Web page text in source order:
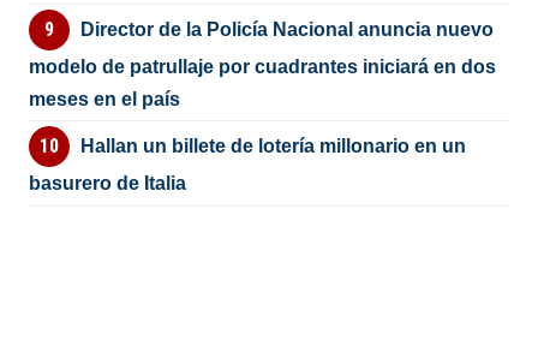
Director de la Policía Nacional anuncia nuevo
modelo de patrullaje por cuadrantes iniciará en dos
meses en el país
Hallan un billete de lotería millonario en un
basurero de Italia